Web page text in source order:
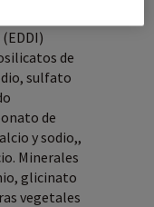
de
sulfato
de
y sodio,,
Minerales
glicinato
vegetales